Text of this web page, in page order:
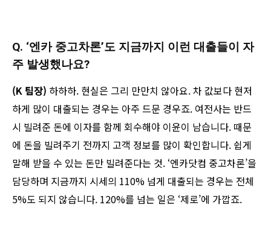
Q. ‘엔카 중고차론’도 지금까지 이런 대출들이 자
주 발생했나요?
(K 팀장) 하하하. 현실은 그리 만만치 않아요. 차 값보다 현저
하게 많이 대출되는 경우는 아주 드문 경우죠. 여전사는 반드
시 빌려준 돈에 이자를 함께 회수해야 이윤이 남습니다. 때문
에 돈을 빌려주기 전까지 고객 정보를 많이 확인합니다. 쉽게
말해 받을 수 있는 돈만 빌려준다는 것. ‘엔카닷컴 중고차론’을
담당하며 지금까지 시세의 110% 넘게 대출되는 경우는 전체
5%도 되지 않습니다. 120%를 넘는 일은 ‘제로’에 가깝죠.